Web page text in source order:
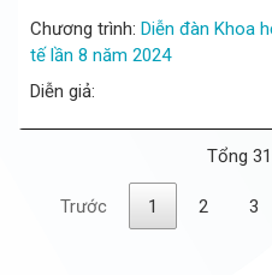
Chương trình: Diễn đàn Khoa
tế lần 8 năm 2024
Diễn giả:
Tổng
Trước 1 2 3